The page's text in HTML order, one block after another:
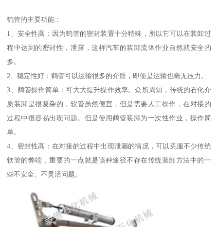
鹤管的主要功能：
1、安全性高：因为鹤管的密封装置十分特殊，所以它可以在装卸过
程中达到的密封性，泄露，这样汽车的装卸流体作业自然就安全的
多。
2、稳定性好：鹤管可以运输很多的介质，即使是运输也毫无压力。
3、鹤管操作简单：可大大提升操作效率。众所周知，传统的石化介
质装卸是很复杂的，软管虽然便宜，但是需要人工操作，在对接的
过程中很容易出现问题。但是使用鹤管装卸为一次性作业，操作简
单。
4、密封性高：在对接的过程中出现泄漏的情况，可以克服不少传统
软管的弊端，重要的一点就是该种途径不存在传统装卸方法中的一
些不安全、不灵活问题。